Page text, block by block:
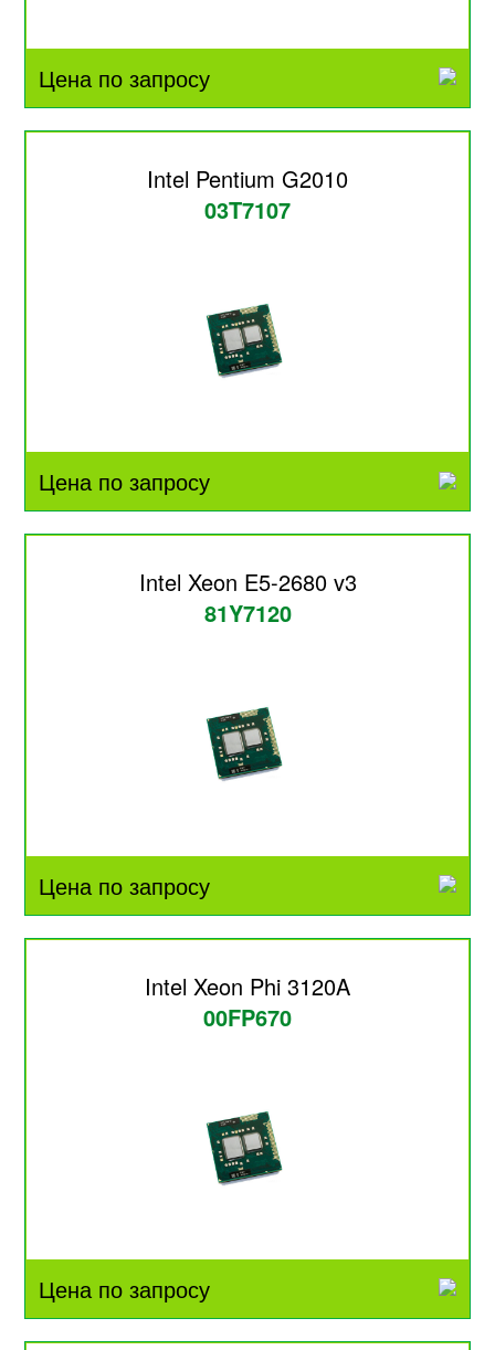
Цена по запросу
Intel Pentium G2010
03T7107
Цена по запросу
Intel Xeon E5-2680 v3
81Y7120
Цена по запросу
Intel Xeon Phi 3120A
00FP670
Цена по запросу